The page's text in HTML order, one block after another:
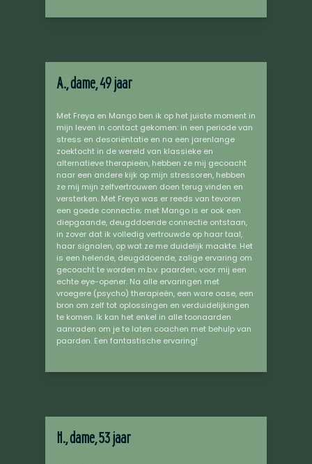
A., dame, 49 jaar
Met Freya en Mango ben ik op het juiste moment in
mijn leven in contact gekomen: in een periode van
stress en desoriëntatie en na een jarenlange
zoektocht in de wereld van klassieke en
alternatieve therapieën, hebben ze mij gecoacht
naar een andere kijk op mijn stressoren, hebben
ze mij mijn zelfvertrouwen doen terug vinden en
versterken. Met Freya was er reeds van tevoren
een goede connectie; met Mango is er ook een
diepgaande, deugddoende connectie ontstaan,
in zover dat ik volledig vertrouwde op haar taal,
haar signalen, op wat ze me duidelijk maakte. Het
is een helende, deugddoende, zalige ervaring om
gecoacht te worden m.b.v. paarden; voor mij een
echte eye-opener. Na alle ervaringen met
vroegere (psycho) therapieën, een ware oase, een
bron om zelf tot oplossingen en verduidelijkingen
te komen. Ik kan het enkel in alle toonaarden
aanraden om je te laten coachen met behulp van
paarden. Een fantastische ervaring!
H., dame, 53 jaar